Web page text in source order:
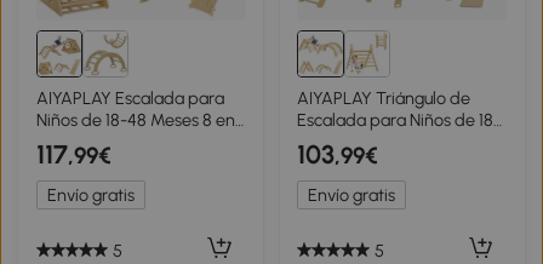
AIYAPLAY Escalada para
Niños de 18-48 Meses 8 en 1
con Rampa Escalera de
Arco y Bolsa de Arena
175x59,5x60 cm Natural
117,99€
Envío gratis
5
AIYAPLAY Triángulo de
Escalada para Niños de 18-
48 Meses con Rampa
Escalador de Arco 219x72,5
cm Natural
103,99€
Envío gratis
5